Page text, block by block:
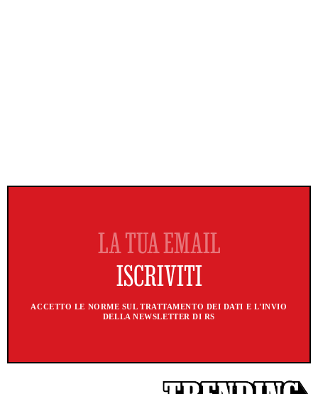
ACCETTO LE NORME SUL TRATTAMENTO DEI DATI E L'INVIO
DELLA NEWSLETTER DI RS